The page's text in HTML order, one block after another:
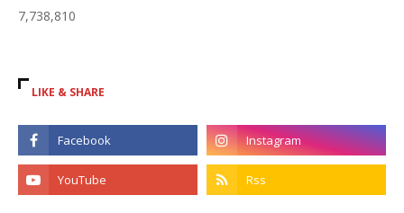
7,738,810
LIKE & SHARE